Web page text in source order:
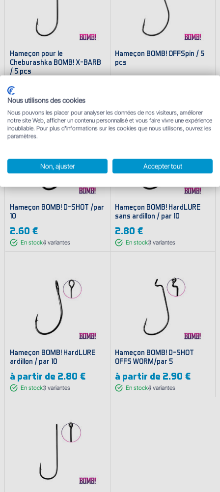
Hameҫon pour le
Cheburashka BOMB! X-BARB
/ 5 pcs
3.40 €
En stock9variantes
Hameҫon BOMB! OFFSpin / 5
pcs
Hameҫon BOMB! D-SHOT /par
10
2.60 €
En stock4 variantes
Hameҫon BOMB! HardLURE
sans ardillon / par 10
2.80 €
En stock3 variantes
Hameҫon BOMB! HardLURE
ardillon / par 10
à partir de 2.80 €
En stock3 variantes
Hameҫon BOMB! D-SHOT
OFFS WORM/par 5
à partir de 2.90 €
En stock4 variantes
Nous utilisons des cookies
Nous pouvons les placer pour analyser les données de nos visiteurs, améliorer
notre site Web, afficher un contenu personnalisé et vous faire vivre une expérience
inoubliable. Pour plus d'informations sur les cookies que nous utilisons, ouvrez les
paramètres.
Non, ajuster Accepter tout